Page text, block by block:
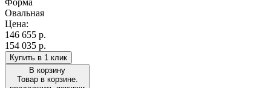
Овальная
Цена:
146 655 р.
154 035 р.
Купить в 1 клик
В корзину
Товар в корзине.